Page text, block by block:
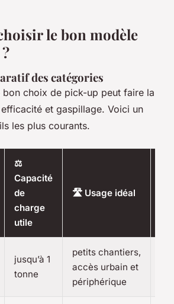
le bon modèle
des catégories
bon choix de pick-up peut faire la
et gaspillage. Voici un
les plus courants.
⚖️
Capacité
de
charge
utile
🛣️ Usage idéal
jusqu’à 1
tonne
petits chantiers,
accès urbain et
périphérique